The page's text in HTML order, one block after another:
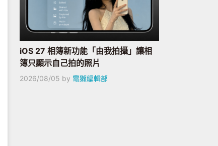
iOS 27 相簿新功能「由我拍攝」讓相
簿只顯示自己拍的照片
2026/08/05 by 電獺編輯部